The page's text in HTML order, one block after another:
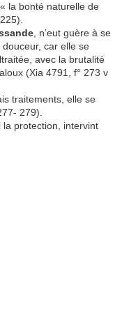
, « la bonté naturelle de
, n’eut guère à se
car elle se
avec la brutalité
(Xia 4791, f° 273 v
traitements, elle se
279).
la protection, intervint